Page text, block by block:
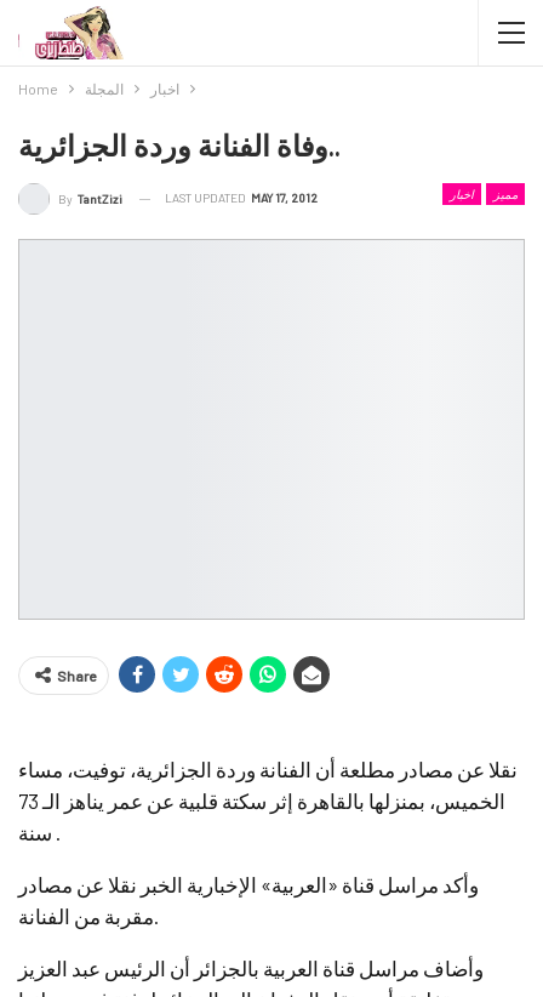
Home المجلة اخبار
وفاة الفنانة وردة الجزائرية..
اخبار مميز By TantZizi LAST UPDATED MAY 17, 2012
Share
نقلا عن مصادر مطلعة أن الفنانة وردة الجزائرية، توفيت، مساء
الخميس، بمنزلها بالقاهرة إثر سكتة قلبية عن عمر يناهز الـ 73
وأكد مراسل قناة «العربية» الإخبارية الخبر نقلا عن مصادر
وأضاف مراسل قناة العربية بالجزائر أن الرئيس عبد العزيز